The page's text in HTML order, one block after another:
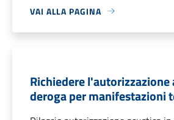
VAI ALLA PAGINA
Richiedere l'autorizzazione
deroga per manifestazioni